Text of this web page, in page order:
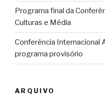
Programa final da
Culturas e Média
Conferência Internacional
programa provisório
ARQUIVO